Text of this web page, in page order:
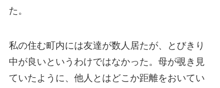
た。
私の住む町内には友達が数人居たが、とびきり
中が良いというわけではなかった。母が覗き見
ていたように、他人とはどこか距離をおいてい